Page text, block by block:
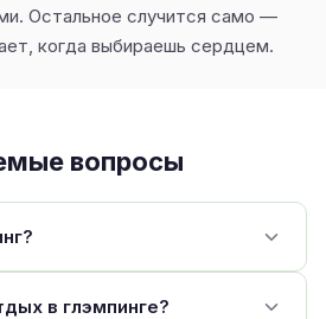
Остальное случится само —
когда выбираешь сердцем.
вопросы
в глэмпинге?